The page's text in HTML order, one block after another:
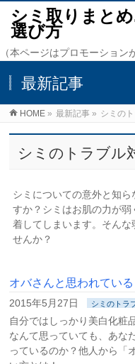
シミ取りまと
選び方
（本ページはプロモーション
最新記事
HOME » 最新記事 » シミの
シミのトラブル
シミについての意外と知
すか？シミはお肌の力が
着してしまいます。そん
せんか？
オバさんと思われてい
2015年5月27日 シミのトラ
自分ではしっかり美白化粧
なんて思っていても、あな
っているのか？他人から「